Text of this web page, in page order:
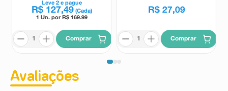
Leve 2e pague
R$ 127,49 (Cada)
1 Un. por R$ 169.99
Comprar
R$ 27,09
Comprar
Avaliações